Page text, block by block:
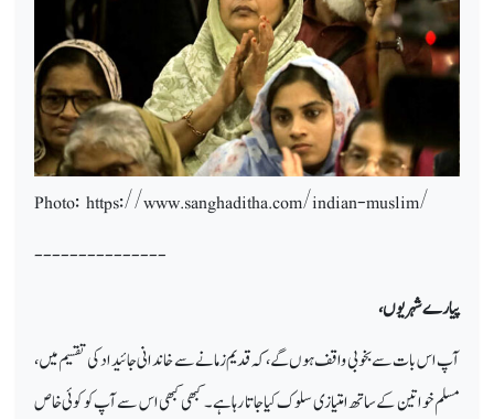
Photo: https://www.sanghaditha.com/indian-muslim/
---------------
پیارے شہریوں،
آپ اس بات سے بخوبی واقف ہوں گے، کہ قدیم زمانے سے خاندانی جائیداد کی تقسیم میں،
مسلم خواتین کے ساتھ امتیازی سلوک کیا جاتا رہا ہے۔ کبھی کبھی اس سے آپ کو کوئی خاص